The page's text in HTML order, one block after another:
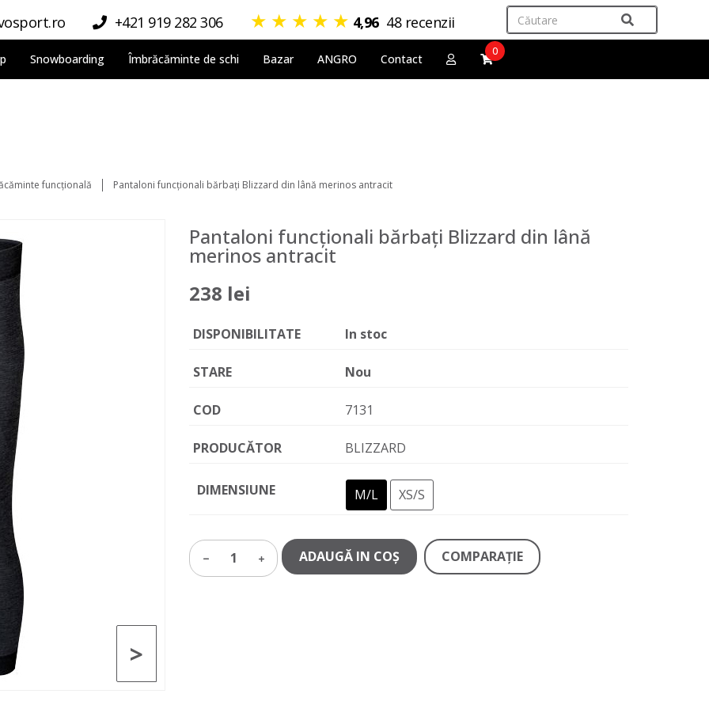
+421 919 282 306 ★ ★ ★ ★ ★ 4,96 48 recenzii
Snowboarding Îmbrăcăminte de schi Bazar ANGRO Contact
0
funcțională Pantaloni funcționali bărbați Blizzard din lână merinos antracit
>
Pantaloni funcționali bărbați Blizzard din lână
merinos antracit
238 lei
DISPONIBILITATE In stoc
STARE Nou
COD 7131
PRODUCĂTOR BLIZZARD
DIMENSIUNE M/L XS/S
1 ADAUGĂ IN COŞ COMPARAŢIE